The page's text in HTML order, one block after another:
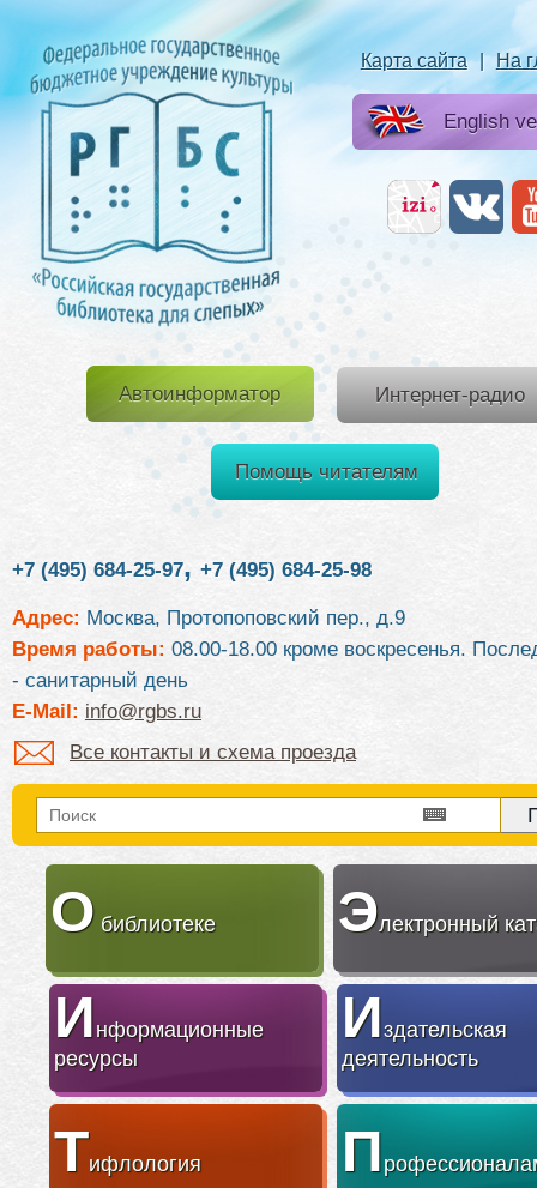
Карта сайта | На
English
Автоинформатор Интернет-радио
Помощь читателям
+7 (495) 684-25-97, +7 (495) 684-25-98
Адрес: Москва, Протопоповский пер., д.9
Время работы: 08.00-18.00 кроме воскресенья.
- санитарный день
E-Mail: info@rgbs.ru
Все контакты и схема проезда
О библиотеке Электронный
Информационные
ресурсы
Издательская
деятельность
Тифлология П